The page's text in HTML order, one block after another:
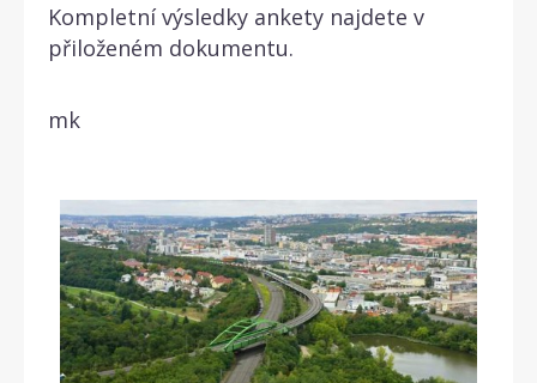
Kompletní výsledky ankety najdete v
přiloženém dokumentu.
mk